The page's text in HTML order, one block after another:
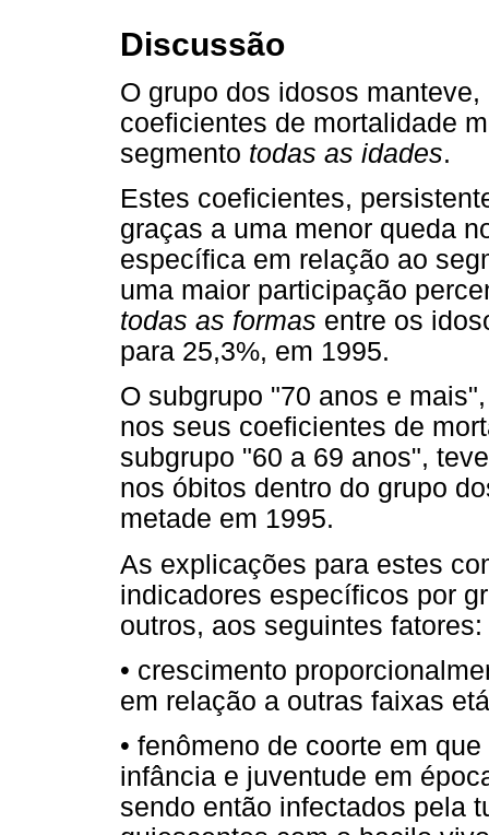
Discussão
O grupo dos idosos
coeficientes de mortalidade
segmento todas as idades.
Estes coeficientes,
graças a uma menor queda
específica em relação ao
uma maior participação
todas as formas entre os
para 25,3%, em 1995.
O subgrupo "70 anos e
nos seus coeficientes de
subgrupo "60 a 69 anos",
nos óbitos dentro do grupo
metade em 1995.
As explicações para estes
indicadores específicos por
outros, aos seguintes fatores:
• crescimento
em relação a outras faixas
• fenômeno de coorte em
infância e juventude em
sendo então infectados pela